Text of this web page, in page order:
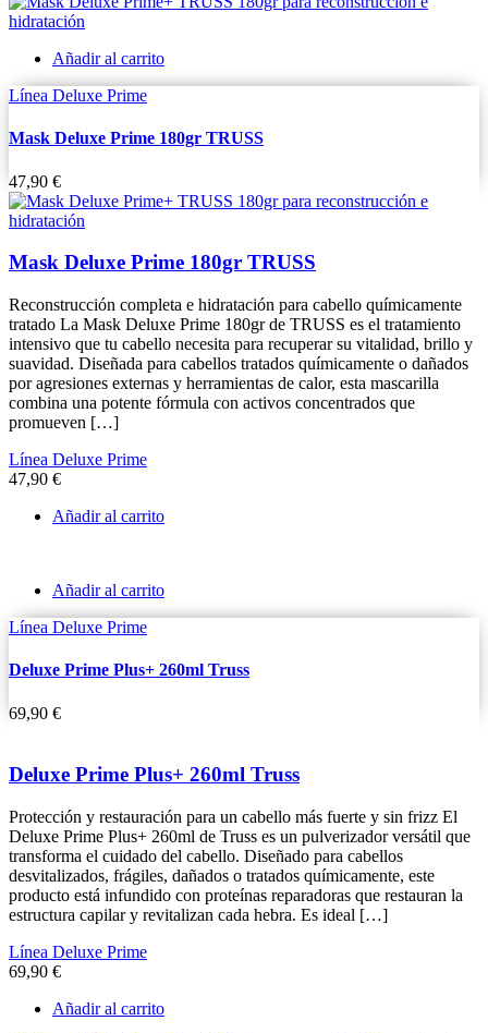
Añadir al carrito
Línea Deluxe Prime
Mask Deluxe Prime 180gr TRUSS
47,90 €
Mask Deluxe Prime 180gr TRUSS
Reconstrucción completa e hidratación para cabello químicamente
tratado La Mask Deluxe Prime 180gr de TRUSS es el tratamiento
intensivo que tu cabello necesita para recuperar su vitalidad, brillo y
suavidad. Diseñada para cabellos tratados químicamente o dañados
por agresiones externas y herramientas de calor, esta mascarilla
combina una potente fórmula con activos concentrados que
promueven […]
Línea Deluxe Prime
47,90 €
Añadir al carrito
Añadir al carrito
Línea Deluxe Prime
Deluxe Prime Plus+ 260ml Truss
69,90 €
Deluxe Prime Plus+ 260ml Truss
Protección y restauración para un cabello más fuerte y sin frizz El
Deluxe Prime Plus+ 260ml de Truss es un pulverizador versátil que
transforma el cuidado del cabello. Diseñado para cabellos
desvitalizados, frágiles, dañados o tratados químicamente, este
producto está infundido con proteínas reparadoras que restauran la
estructura capilar y revitalizan cada hebra. Es ideal […]
Línea Deluxe Prime
69,90 €
Añadir al carrito